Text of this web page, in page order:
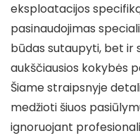
eksploatacijos
pasinaudojimas
būdas sutaupyti, bet ir
aukščiausios kokybės
Šiame straipsnyje
medžioti šiuos
ignoruojant